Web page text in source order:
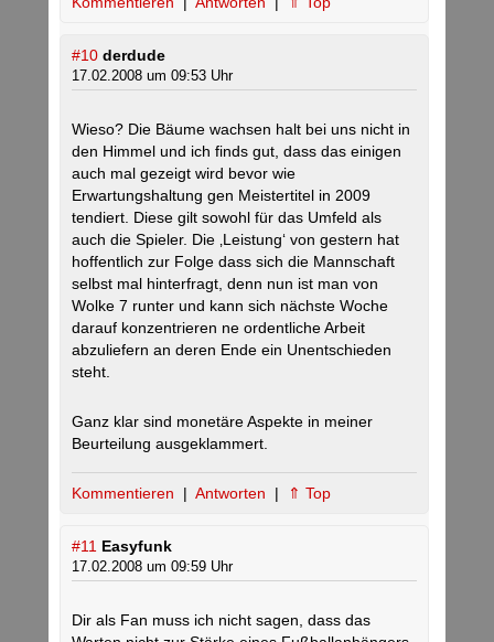
#10 derdude
17.02.2008 um 09:53 Uhr
Wieso? Die Bäume wachsen halt bei uns nicht in
den Himmel und ich finds gut, dass das einigen
auch mal gezeigt wird bevor wie
Erwartungshaltung gen Meistertitel in 2009
tendiert. Diese gilt sowohl für das Umfeld als
auch die Spieler. Die ‚Leistung‘ von gestern hat
hoffentlich zur Folge dass sich die Mannschaft
selbst mal hinterfragt, denn nun ist man von
Wolke 7 runter und kann sich nächste Woche
darauf konzentrieren ne ordentliche Arbeit
abzuliefern an deren Ende ein Unentschieden
steht.
Ganz klar sind monetäre Aspekte in meiner
Beurteilung ausgeklammert.
Kommentieren | Antworten | ⇑ Top
#11 Easyfunk
17.02.2008 um 09:59 Uhr
Dir als Fan muss ich nicht sagen, dass das